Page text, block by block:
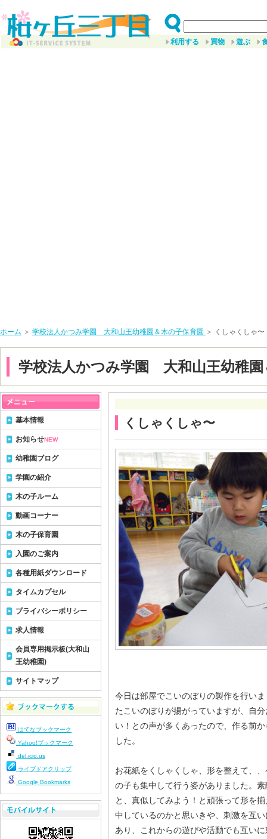
利用する 買物 遊ぶ
ホーム ＞ 学校法人かつみ学園 大和山王幼稚園＆木の子保育園 ＞ くしゃくしゃ〜
学校法人かつみ学園 大和山王幼稚園
くしゃくしゃ〜
今日は部屋でこいのぼりの製作を行い
たこいのぼりが揚がっていますが、自
い！との声が多くあったので、作る前
した。
お花紙をくしゃくしゃ、形を整えて、
の子も集中して行う姿がありました。
と、真似してみよう！と頑張って形を
中しているのかと思いきや、刺激を互
あり、これからの遊びや活動でも互い
基本情報
お知らせNEW
幼稚園ブログ
学園の紹介
木の子ルーム
動画コーナー
木の子保育園
入園のご案内
各種用紙ダウンロード
タイムカプセル
プライバシーポリシー
求人情報
会員専用掲示板(大和山
王幼稚園)
サイトマップ
はてなブックマーク
Yahoo!ブックマーク
del.icio.us
ライブドアクリップ
Google Bookmarks